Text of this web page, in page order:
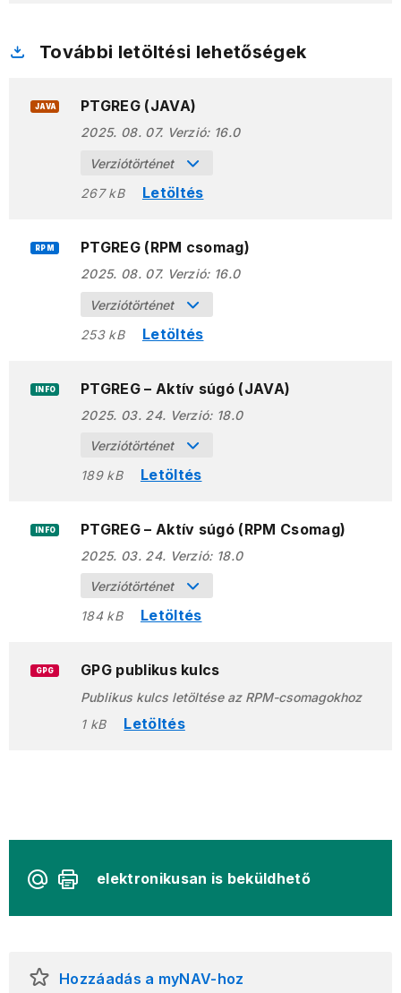
További letöltési lehetőségek
JAVA PTGREG (JAVA)
2025. 08. 07. Verzió: 16.0
Verziótörténet
267 kB
Letöltés
RPM PTGREG (RPM csomag)
2025. 08. 07. Verzió: 16.0
Verziótörténet
253 kB
Letöltés
INFO PTGREG – Aktív súgó (JAVA)
2025. 03. 24. Verzió: 18.0
Verziótörténet
189 kB
Letöltés
INFO PTGREG – Aktív súgó (RPM Csomag)
2025. 03. 24. Verzió: 18.0
Verziótörténet
184 kB
Letöltés
GPG GPG publikus kulcs
Publikus kulcs letöltése az RPM-csomagokhoz
1 kB
Letöltés
elektronikusan is beküldhető
Hozzáadás a myNAV-hoz